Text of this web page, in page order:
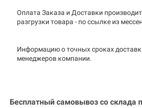
Оплата Заказа и Доставки
разгрузки товара - по ссылке из
Информацию о точных сроках
менеджеров компании.
Бесплатный самовывоз со склада